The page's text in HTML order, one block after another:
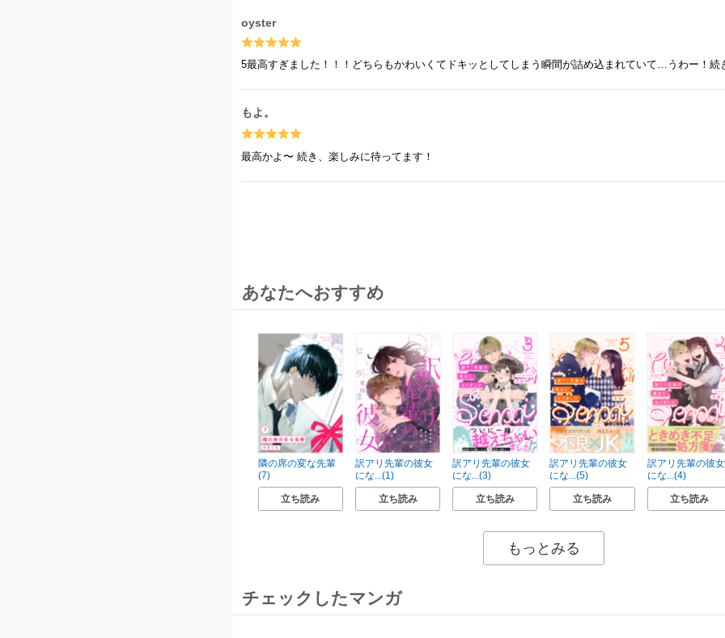
oyster
5最高すぎました！！！どちらもかわいくてドキッとしてしまう瞬間が詰め込まれていて…うわー！続
もよ。
最高かよ〜 続き、楽しみに待ってます！
あなたへおすすめ
隣の席の変な先輩
(7)
立ち読み
訳アリ先輩の彼女
にな...(1)
立ち読み
訳アリ先輩の彼女
にな...(3)
立ち読み
訳アリ先輩の彼女
にな...(5)
立ち読み
訳アリ先輩の彼女
にな...(4)
立ち読み
もっとみる
チェックしたマンガ